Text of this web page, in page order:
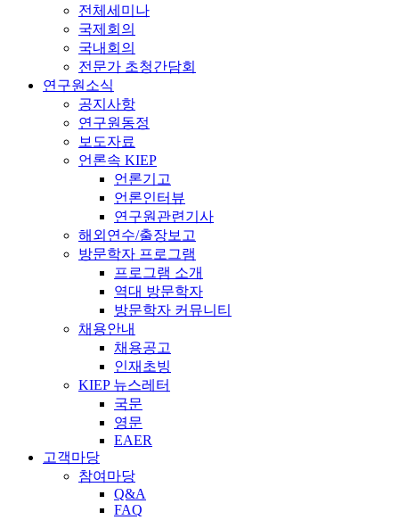
전체세미나
국제회의
국내회의
전문가 초청간담회
연구원소식
공지사항
연구원동정
보도자료
언론속 KIEP
언론기고
언론인터뷰
연구원관련기사
해외연수/출장보고
방문학자 프로그램
프로그램 소개
역대 방문학자
방문학자 커뮤니티
채용안내
채용공고
인재초빙
KIEP 뉴스레터
국문
영문
EAER
고객마당
참여마당
Q&A
FAQ